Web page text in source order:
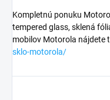
Kompletnú ponuku
tempered glass, sklená
mobilov Motorola nájdete
sklo-motorola/